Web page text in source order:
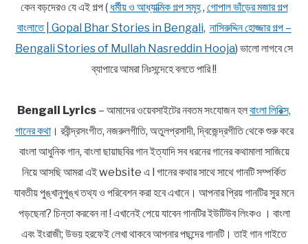
কেন বড়দেরও যে এই গল্প ( ধর্মীয় ও আধ্যাত্মিক গল্প সমূহ, গোপাল ভাঁড়ের মজার গল্প
বাংলাতে | Gopal Bhar Stories in Bengali, নাসিরুদ্দিন হোজ্জার গল্প –
Bengali Stories of Mullah Nasreddin Hooja) ভালো লাগবে সে
ব্যাপারে আমরা নিঃসন্দেহে বলতে পারি !!
Bengali Lyrics – আমাদের ওয়েবসাইটের নবতম সংযোজন হলবাংলা লিরিক্স,
গানের কথা। রবীন্দ্রসংগীত, নজরুলগীতি, অতুলপ্রসাদী, দ্বিজেন্দ্রগীতি থেকে শুরু করে
বাংলা আধুনিক গান, বাংলা ছায়াছবির গান ইত্যাদি সব ধরনের গানের কথামালা সাজিয়ে
নিয়ে আসছি আমরা এই website এ l গানের কথার সাথে সাথে গানটি সম্পর্কিত
যাবতীয় পুঙ্খানুপুঙ্খ তথ্য ও পরিবেশন করা হবে এখানে। আপনার প্রিয় গানটির সুর মনে
পড়ছেনা? চিন্তা করবেন না ! এখানেই পেয়ে যাবেন গানটির ইউটিউব লিংকও । বাংলা
এবং ইংরাজী; উভয় হরফেই লেখা থাকবে আপনার পছন্দের গানটি। তাই গান গাইতে